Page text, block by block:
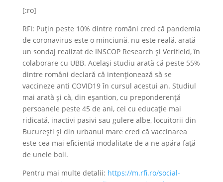
[:ro]
RFI: Puțin peste 10% dintre români cred că pandemia
de coronavirus este o minciună, nu este reală, arată
un sondaj realizat de INSCOP Research și Verifield, în
colaborare cu UBB. Același studiu arată că peste 55%
dintre români declară că intenționează să se
vaccineze anti COVID19 în cursul acestui an. Studiul
mai arată și că, din eșantion, cu preponderență
persoanele peste 45 de ani, cei cu educație mai
ridicată, inactivi pasivi sau gulere albe, locuitorii din
București și din urbanul mare cred că vaccinarea
este cea mai eficientă modalitate de a ne apăra față
de unele boli.
Pentru mai multe detalii: https://m.rfi.ro/social-